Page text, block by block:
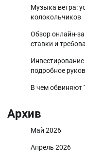
Музыка ветра:
колокольчиков
Обзор онлайн-
ставки и
подробное
В чем обвиняют
Архив
Май 2026
Апрель 2026